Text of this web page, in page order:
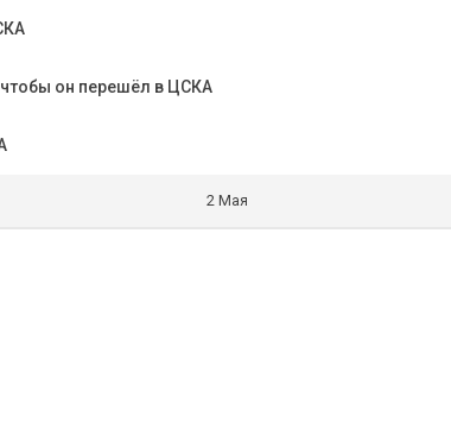
чтобы он перешёл в ЦСКА
2 Мая